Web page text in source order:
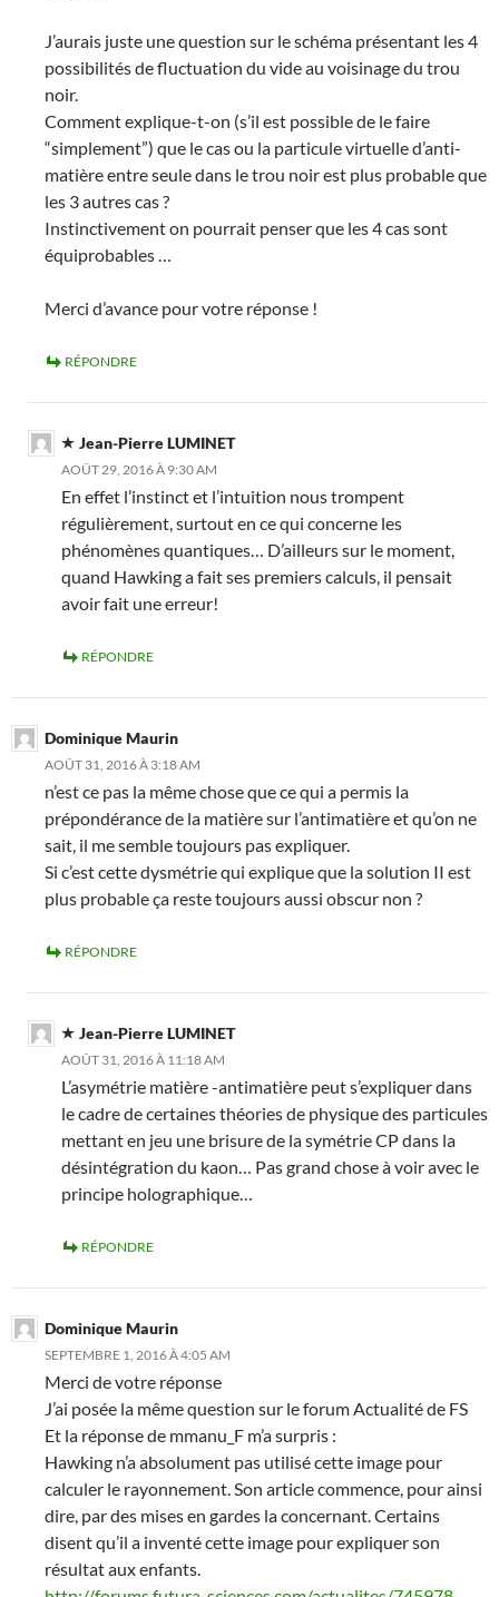
J’aurais juste une question sur le schéma présentant les 4
possibilités de fluctuation du vide au voisinage du trou
noir.
Comment explique-t-on (s’il est possible de le faire
“simplement”) que le cas ou la particule virtuelle d’anti-
matière entre seule dans le trou noir est plus probable que
les 3 autres cas ?
Instinctivement on pourrait penser que les 4 cas sont
équiprobables …
Merci d’avance pour votre réponse !
RÉPONDRE
Jean-Pierre LUMINET
AOÛT 29, 2016 À 9:30 AM
En effet l’instinct et l’intuition nous trompent
régulièrement, surtout en ce qui concerne les
phénomènes quantiques… D’ailleurs sur le moment,
quand Hawking a fait ses premiers calculs, il pensait
avoir fait une erreur!
RÉPONDRE
Dominique Maurin
AOÛT 31, 2016 À 3:18 AM
n’est ce pas la même chose que ce qui a permis la
prépondérance de la matière sur l’antimatière et qu’on ne
sait, il me semble toujours pas expliquer.
Si c’est cette dysmétrie qui explique que la solution II est
plus probable ça reste toujours aussi obscur non ?
RÉPONDRE
Jean-Pierre LUMINET
AOÛT 31, 2016 À 11:18 AM
L’asymétrie matière -antimatière peut s’expliquer dans
le cadre de certaines théories de physique des particules
mettant en jeu une brisure de la symétrie CP dans la
désintégration du kaon… Pas grand chose à voir avec le
principe holographique…
RÉPONDRE
Dominique Maurin
SEPTEMBRE 1, 2016 À 4:05 AM
Merci de votre réponse
J’ai posée la même question sur le forum Actualité de FS
Et la réponse de mmanu_F m’a surpris :
Hawking n’a absolument pas utilisé cette image pour
calculer le rayonnement. Son article commence, pour ainsi
dire, par des mises en gardes la concernant. Certains
disent qu’il a inventé cette image pour expliquer son
résultat aux enfants.